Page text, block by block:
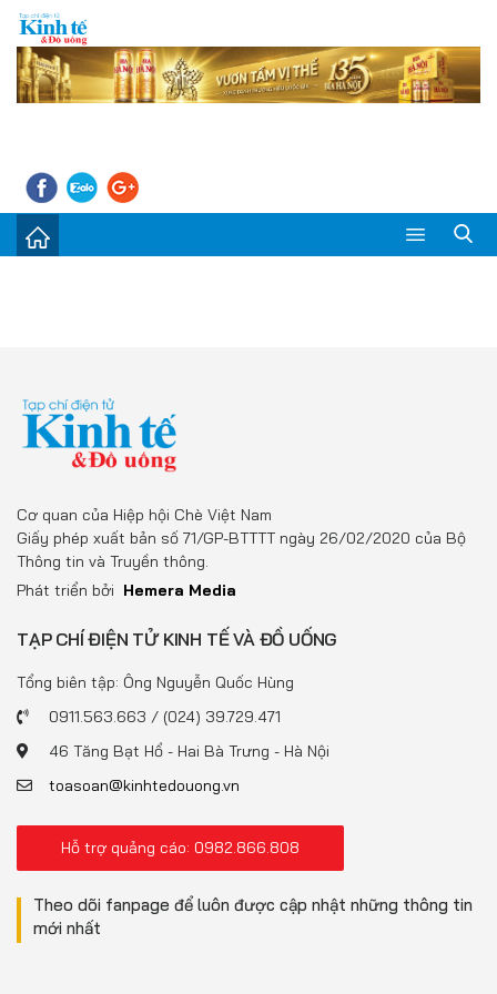
Thị trường
Doanh nghiệp – Doanh nhân
Đồ uống
Pháp luật
Multimedia
Cơ quan của Hiệp hội Chè Việt Nam
Giấy phép xuất bản số 71/GP-BTTTT ngày 26/02/2020 của Bộ
Thông tin và Truyền thông.
Phát triển bởi Hemera Media
TẠP CHÍ ĐIỆN TỬ KINH TẾ VÀ ĐỒ UỐNG
Tổng biên tập: Ông Nguyễn Quốc Hùng
0911.563.663 / (024) 39.729.471
46 Tăng Bạt Hổ - Hai Bà Trưng - Hà Nội
toasoan@kinhtedouong.vn
Hỗ trợ quảng cáo: 0982.866.808
Theo dõi fanpage để luôn được cập nhật những thông tin
mới nhất